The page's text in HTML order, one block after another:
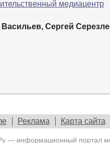
Сергей
Реклама Карта сайта
— информационный портал